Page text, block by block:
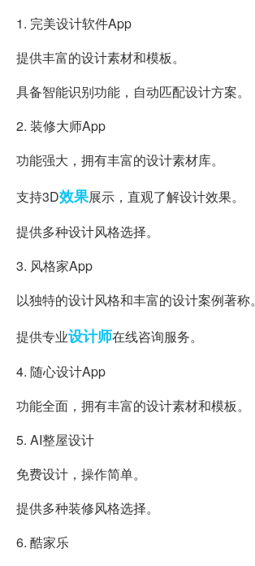
1. 完美设计软件App
提供丰富的设计素材和模板。
具备智能识别功能，自动匹配设计方案。
2. 装修大师App
功能强大，拥有丰富的设计素材库。
支持3D效果展示，直观了解设计效果。
提供多种设计风格选择。
3. 风格家App
以独特的设计风格和丰富的设计案例著称。
提供专业设计师在线咨询服务。
4. 随心设计App
功能全面，拥有丰富的设计素材和模板。
5. AI整屋设计
免费设计，操作简单。
提供多种装修风格选择。
6. 酷家乐